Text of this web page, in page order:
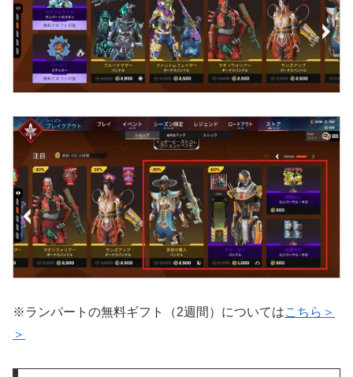
※ランパートの無料ギフト（2週間）についてはこちら＞
＞